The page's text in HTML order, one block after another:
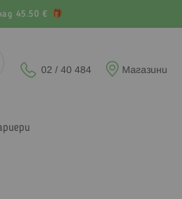
45.50 €
Магазини
02 / 40 484